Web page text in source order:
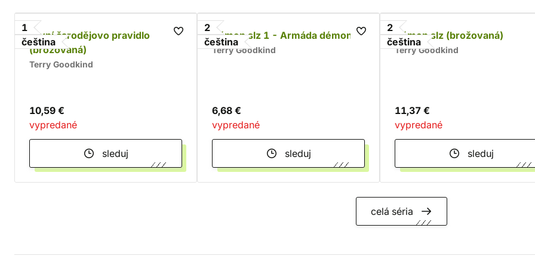
1
čeština
První čarodějovo pravidlo
(brožovaná)
Terry Goodkind
10,59 €
vypredané
sleduj
2
čeština
Kámen slz 1 - Armáda démonů
Terry Goodkind
6,68 €
vypredané
sleduj
2
čeština
Kámen slz (brožovaná)
Terry Goodkind
11,37 €
vypredané
sleduj
celá séria